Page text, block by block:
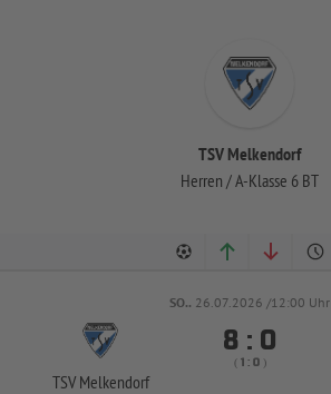
TSV Melkendorf
Herren / A-Klasse 6 BT
SO.. 26.07.2026 /12:00 Uhr
TSV Melkendorf
 : 
(  :  )